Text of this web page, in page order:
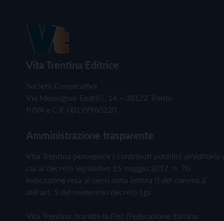
Vita Trentina Editrice
Società Cooperativa
Via Monsignor Endrici, 14 – 38122 Trento
P.IVA e C.F. 00199960220
Amministrazione trasparente
Vita Trentina percepisce i contributi pubblici all'editoria
cui al decreto legislativo 15 maggio 2017, n. 70.
Indicazione resa ai sensi della lettera f) del comma 2
dell'art. 5 del medesimo decreto Lgs.
Vita Trentina, tramite la Fisc (Federazione Italiana